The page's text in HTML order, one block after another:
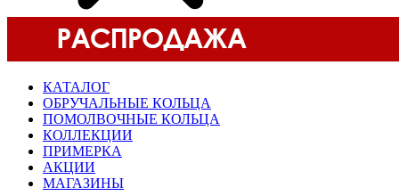
КАТАЛОГ
ОБРУЧАЛЬНЫЕ КОЛЬЦА
ПОМОЛВОЧНЫЕ КОЛЬЦА
КОЛЛЕКЦИИ
ПРИМЕРКА
АКЦИИ
МАГАЗИНЫ